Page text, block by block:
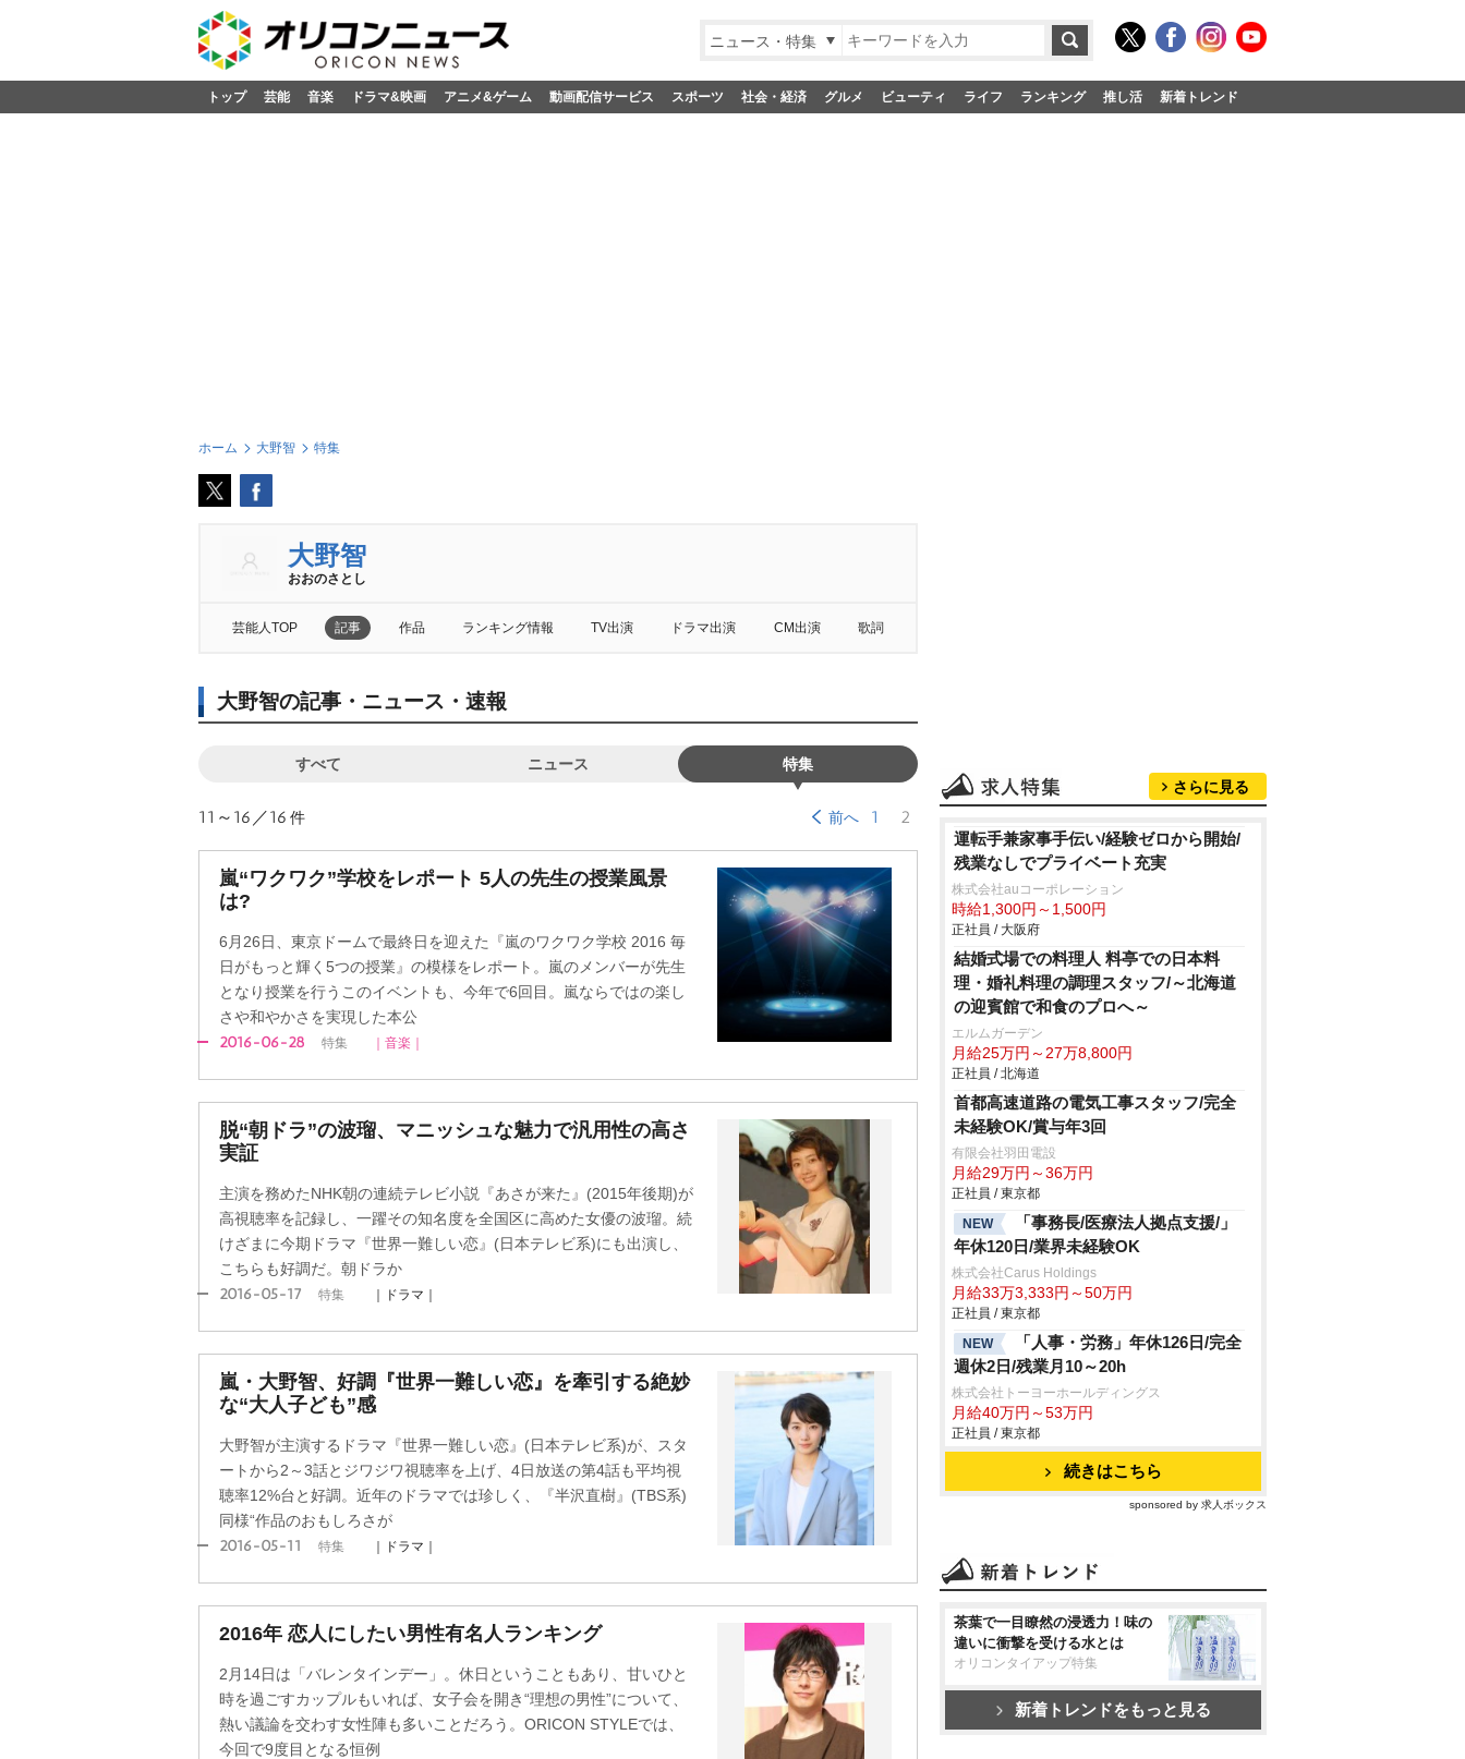
ニュース・特集
トップ 芸能 音楽 ドラマ&映画 アニメ&ゲーム 動画配信サービス スポーツ 社会・経済 グルメ ビューティ ライフ ランキング 推し活 新着トレンド
ホーム 大野智 特集
大野智
おおのさとし
芸能人TOP 記事 作品 ランキング情報 TV出演 ドラマ出演 CM出演 歌詞
大野智の記事・ニュース・速報
すべて ニュース 特集
11～16／16 件 前へ 1 2
嵐“ワクワク”学校をレポート 5人の先生の授業風景
は?
6月26日、東京ドームで最終日を迎えた『嵐のワクワク学校 2016 毎
日がもっと輝く5つの授業』の模様をレポート。嵐のメンバーが先生
となり授業を行うこのイベントも、今年で6回目。嵐ならではの楽し
さや和やかさを実現した本公
2016-06-28 特集 ｜音楽｜
脱“朝ドラ”の波瑠、マニッシュな魅力で汎用性の高さ
実証
主演を務めたNHK朝の連続テレビ小説『あさが来た』(2015年後期)が
高視聴率を記録し、一躍その知名度を全国区に高めた女優の波瑠。続
けざまに今期ドラマ『世界一難しい恋』(日本テレビ系)にも出演し、
こちらも好調だ。朝ドラか
2016-05-17 特集 ｜ドラマ｜
嵐・大野智、好調『世界一難しい恋』を牽引する絶妙
な“大人子ども”感
大野智が主演するドラマ『世界一難しい恋』(日本テレビ系)が、スタ
ートから2～3話とジワジワ視聴率を上げ、4日放送の第4話も平均視
聴率12%台と好調。近年のドラマでは珍しく、『半沢直樹』(TBS系)
同様“作品のおもしろさが
2016-05-11 特集 ｜ドラマ｜
2016年 恋人にしたい男性有名人ランキング
2月14日は「バレンタインデー」。休日ということもあり、甘いひと
時を過ごすカップルもいれば、女子会を開き“理想の男性”について、
熱い議論を交わす女性陣も多いことだろう。ORICON STYLEでは、
今回で9度目となる恒例
さらに見る
運転手兼家事手伝い/経験ゼロから開始/
残業なしでプライベート充実
株式会社auコーポレーション
時給1,300円～1,500円
正社員 / 大阪府
結婚式場での料理人 料亭での日本料
理・婚礼料理の調理スタッフ/～北海道
の迎賓館で和食のプロへ～
エルムガーデン
月給25万円～27万8,800円
正社員 / 北海道
首都高速道路の電気工事スタッフ/完全
未経験OK/賞与年3回
有限会社羽田電設
月給29万円～36万円
正社員 / 東京都
NEW
「事務長/医療法人拠点支援/」
年休120日/業界未経験OK
株式会社Carus Holdings
月給33万3,333円～50万円
正社員 / 東京都
NEW
「人事・労務」年休126日/完全
週休2日/残業月10～20h
株式会社トーヨーホールディングス
月給40万円～53万円
正社員 / 東京都
続きはこちら
sponsored by 求人ボックス
茶葉で一目瞭然の浸透力！味の
違いに衝撃を受ける水とは
オリコンタイアップ特集
新着トレンドをもっと見る